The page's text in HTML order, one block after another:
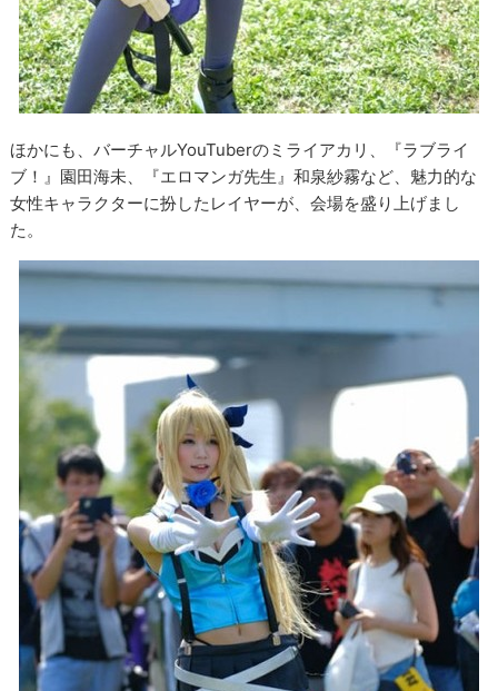
ほかにも、バーチャルYouTuberのミライアカリ、『ラブライ
ブ！』園田海未、『エロマンガ先生』和泉紗霧など、魅力的な
女性キャラクターに扮したレイヤーが、会場を盛り上げまし
た。